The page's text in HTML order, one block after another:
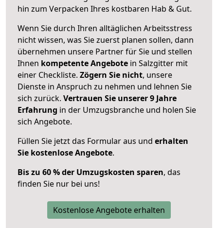
hin zum Verpacken Ihres kostbaren Hab & Gut.
Wenn Sie durch Ihren alltäglichen Arbeitsstress
nicht wissen, was Sie zuerst planen sollen, dann
übernehmen unsere Partner für Sie und stellen
Ihnen kompetente Angebote in Salzgitter mit
einer Checkliste. Zögern Sie nicht, unsere
Dienste in Anspruch zu nehmen und lehnen Sie
sich zurück. Vertrauen Sie unserer 9 Jahre
Erfahrung in der Umzugsbranche und holen Sie
sich Angebote.
Füllen Sie jetzt das Formular aus und erhalten
Sie kostenlose Angebote.
Bis zu 60 % der Umzugskosten sparen, das
finden Sie nur bei uns!
Kostenlose Angebote erhalten